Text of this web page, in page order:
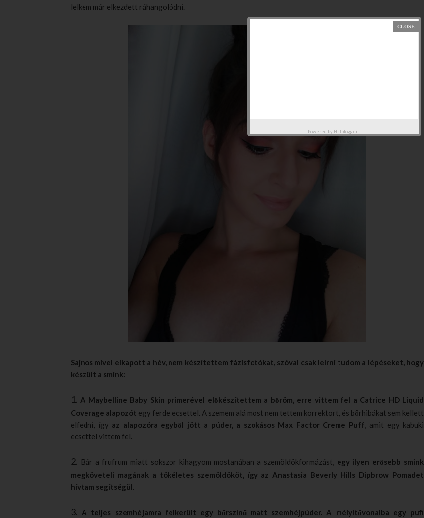
Powered by Helplogger
lelkem már elkezdett ráhangolódni.
Sajnos mivel elkapott a hév, nem készítettem fázisfotókat, szóval csak leírni tudom a lépéseket, hogy
készült a smink:
1. A Maybelline Baby Skin primerével előkészítettem a bőröm, erre vittem fel a Catrice HD Liquid
Coverage alapozót egy ferde ecsettel. A szemem alá most nem tettem korrektort, és bőrhibákat sem kellett
elfedni, így az alapozóra egyből jött a púder, a szokásos Max Factor Creme Puff, amit egy kabuki
ecsettel vittem fel.
2. Bár a frufrum miatt sokszor kihagyom mostanában a szemöldökformázást, egy ilyen erősebb smink
megköveteli magának a tökéletes szemöldököt, így az Anastasia Beverly Hills Dipbrow Pomadet
hívtam segítségül.
3. A teljes szemhéjamra felkerült egy bőrszínű matt szemhéjpúder. A mélyítővonalba egy pufi